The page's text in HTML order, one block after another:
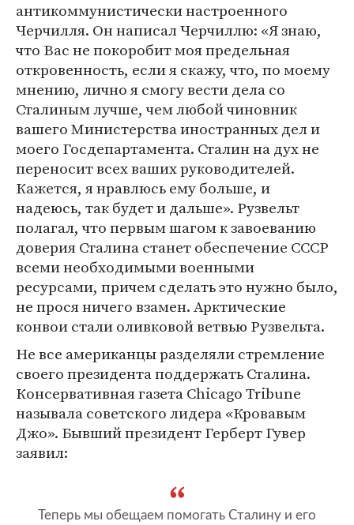
антикоммунистически настроенного
Черчилля. Он написал Черчиллю: «Я знаю,
что Вас не покоробит моя предельная
откровенность, если я скажу, что, по моему
мнению, лично я смогу вести дела со
Сталиным лучше, чем любой чиновник
вашего Министерства иностранных дел и
моего Госдепартамента. Сталин на дух не
переносит всех ваших руководителей.
Кажется, я нравлюсь ему больше, и
надеюсь, так будет и дальше». Рузвельт
полагал, что первым шагом к завоеванию
доверия Сталина станет обеспечение СССР
всеми необходимыми военными
ресурсами, причем сделать это нужно было,
не прося ничего взамен. Арктические
конвои стали оливковой ветвью Рузвельта.
Не все американцы разделяли стремление
своего президента поддержать Сталина.
Консервативная газета Chicago Tribune
называла советского лидера «Кровавым
Джо». Бывший президент Герберт Гувер
заявил:
Теперь мы обещаем помогать Сталину и его